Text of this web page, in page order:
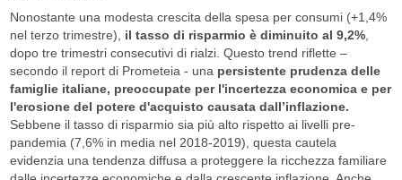
Nonostante una modesta crescita della spesa per consumi (+1,4%
nel terzo trimestre),
il tasso di risparmio è diminuito al 9,2%,
dopo tre trimestri consecutivi di rialzi. Questo trend riflette –
secondo il report di Prometeia - una persistente prudenza delle
famiglie italiane, preoccupate per l'incertezza economica e per
l'erosione del potere d'acquisto causata dall’inflazione.
Sebbene il tasso di risparmio sia più alto rispetto ai livelli pre-
pandemia (7,6% in media nel 2018-2019), questa cautela
evidenzia una tendenza diffusa a proteggere la ricchezza familiare